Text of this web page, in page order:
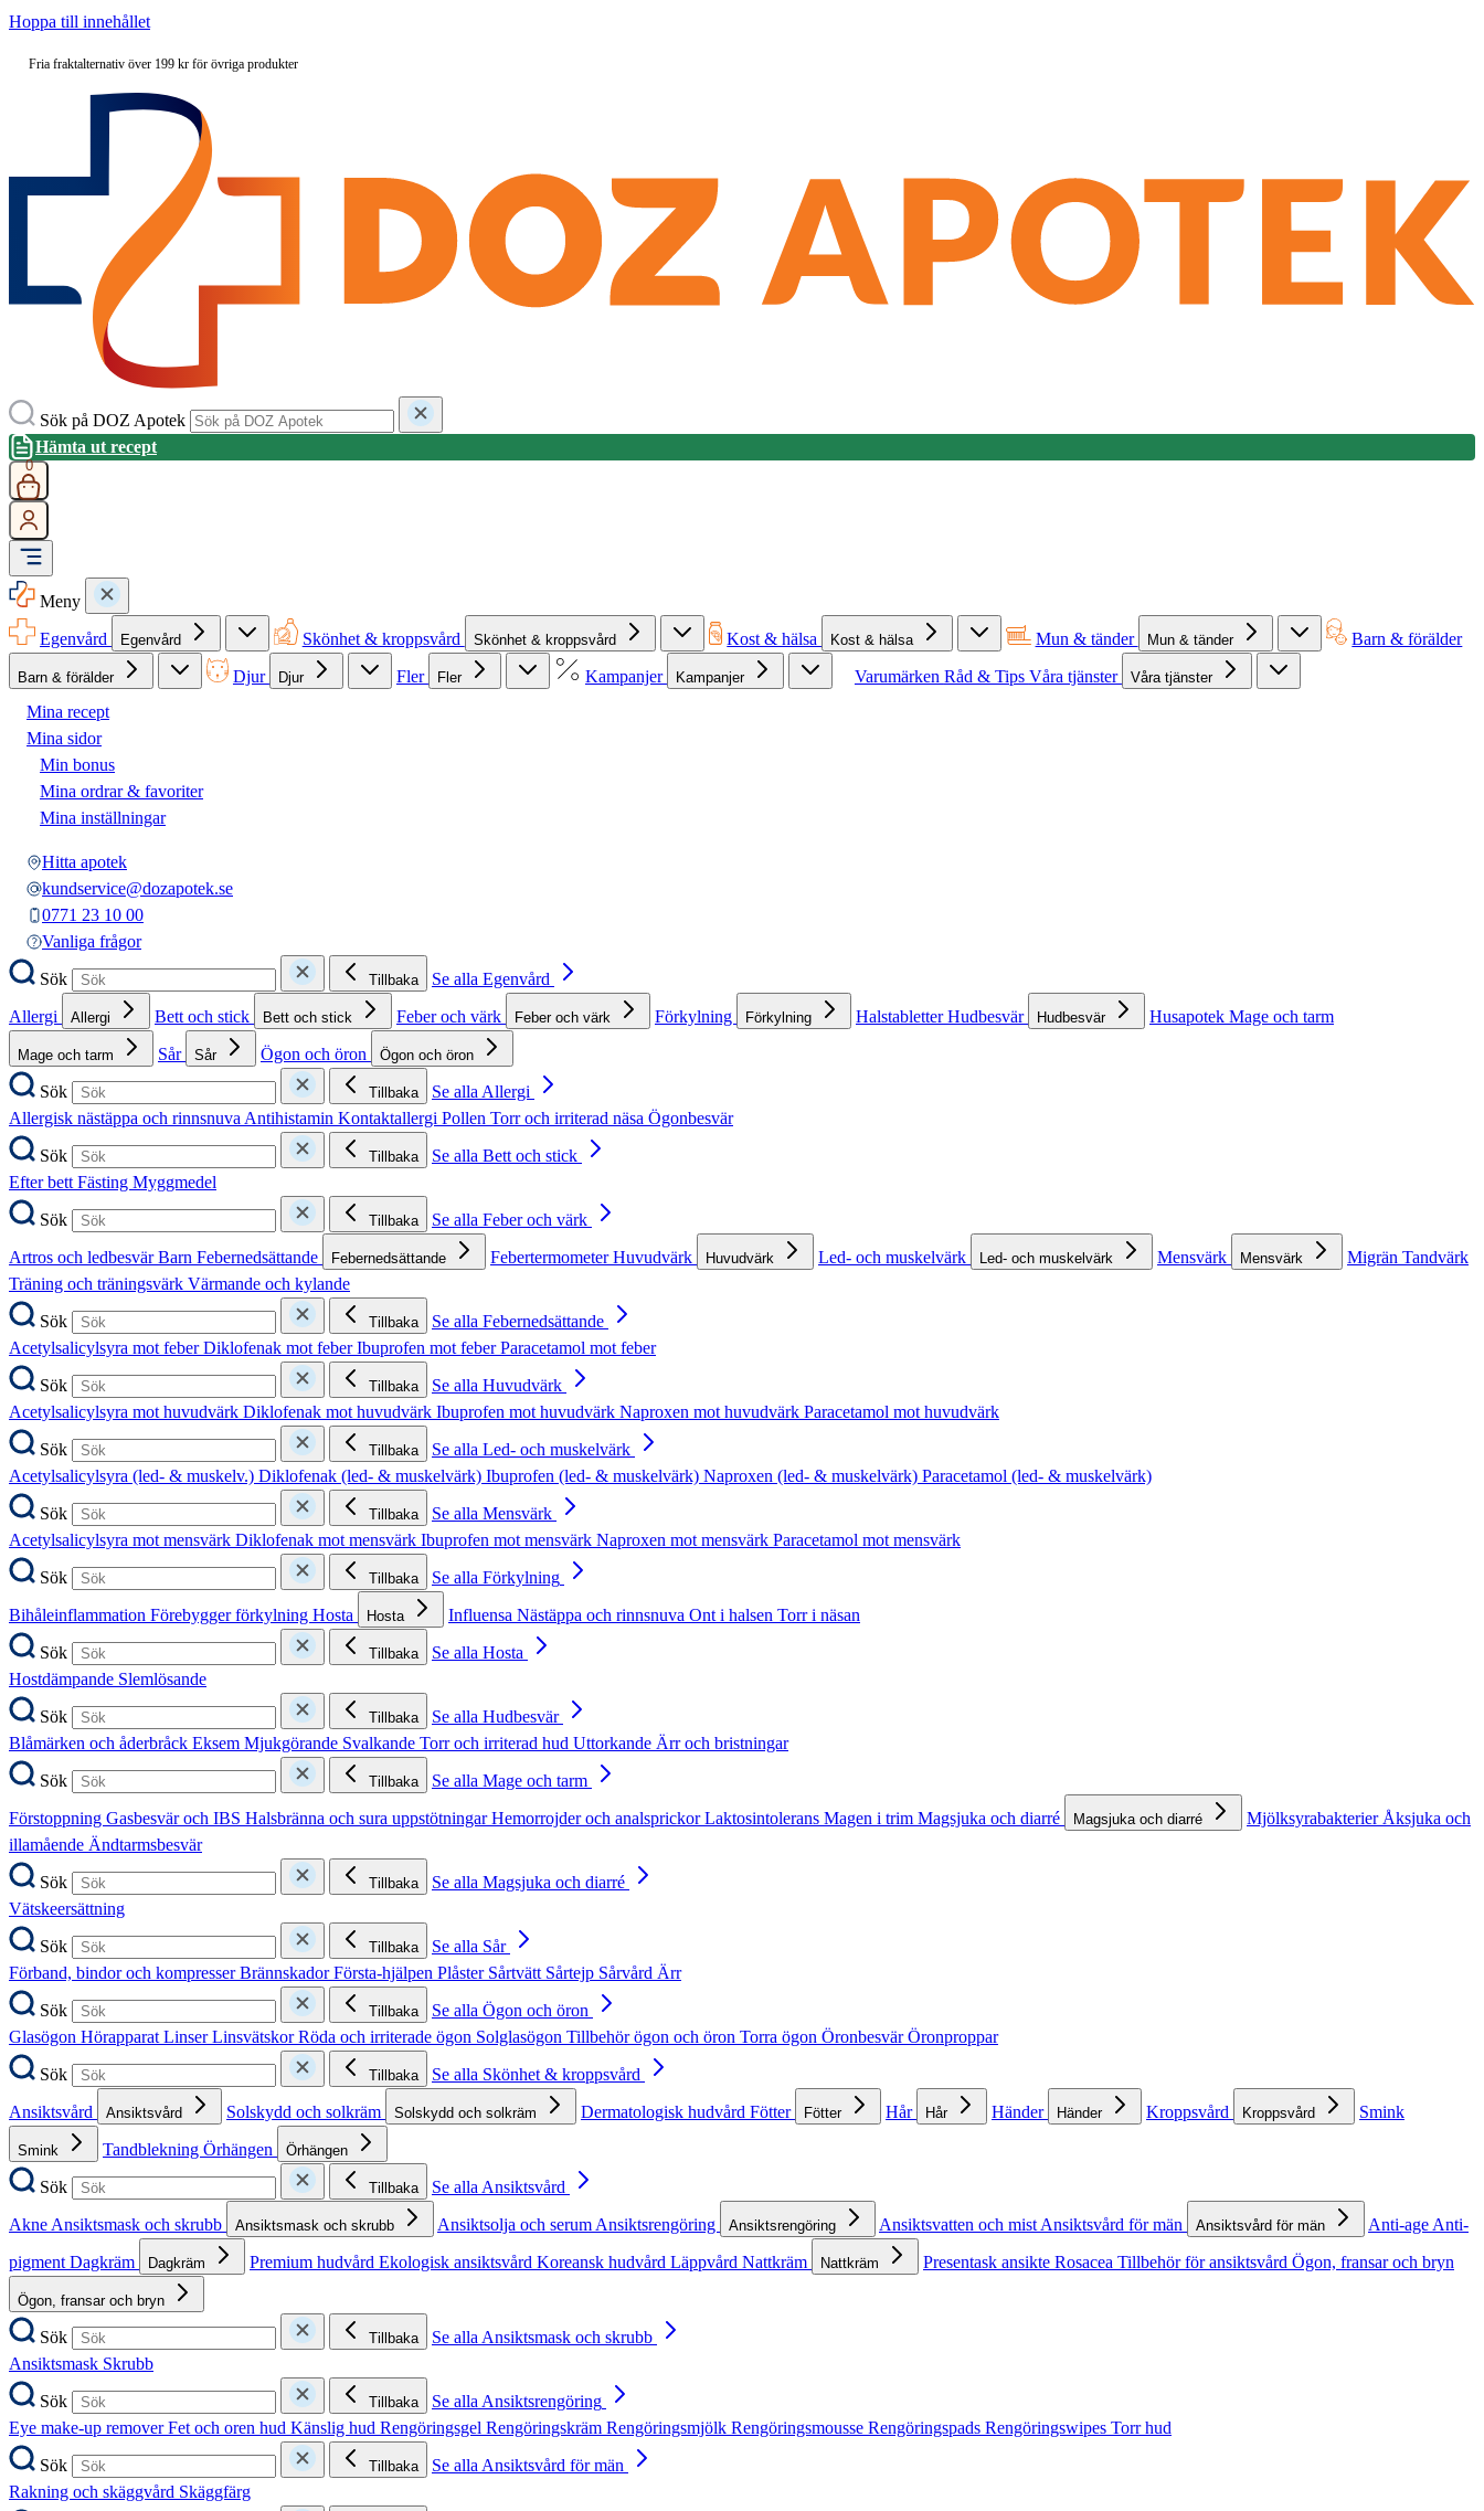
Hoppa till innehållet
Fria fraktalternativ över 199 kr för övriga produkter
Sök på DOZ Apotek
Hämta ut recept
0
Meny
Egenvård
Egenvård Skönhet & kroppsvård Skönhet & kroppsvård Kost & hälsa Kost & hälsa Mun & tänder Mun & tänder Barn & förälder
Barn & förälder Djur Djur Fler Fler Kampanjer Kampanjer Varumärken Råd & Tips Våra tjänster Våra tjänster
Mina recept
Mina sidor
Min bonus
Mina ordrar & favoriter
Mina inställningar
Hitta apotek
kundservice@dozapotek.se
0771 23 10 00
Vanliga frågor
Sök
Tillbaka
Se alla Egenvård
Allergi
Allergi Bett och stick Bett och stick Feber och värk Feber och värk Förkylning Förkylning HalstabletterHudbesvär Hudbesvär Husapotek Mage och tarm
Mage och tarm Sår Sår Ögon och öron Ögon och öron
Sök Tillbaka
Se alla Allergi
Allergisk nästäppa och rinnsnuva Antihistamin Kontaktallergi Pollen Torr och irriterad näsa Ögonbesvär
Sök
Tillbaka
Se alla Bett och stick
Efter bett Fästing Myggmedel
Sök
Tillbaka
Se alla Feber och värk
Artros och ledbesvärBarn Febernedsättande Febernedsättande FebertermometerHuvudvärk Huvudvärk Led- och muskelvärk Led- och muskelvärk Mensvärk Mensvärk Migrän Tandvärk
Träning och träningsvärk Värmande och kylande
Sök
Tillbaka
Se alla Febernedsättande
Acetylsalicylsyra mot feberDiklofenak mot feberIbuprofen mot feberParacetamol mot feber
Sök
Tillbaka
Se alla Huvudvärk
Acetylsalicylsyra mot huvudvärk Diklofenak mot huvudvärk Ibuprofen mot huvudvärk Naproxen mot huvudvärk Paracetamol mot huvudvärk
Sök
Tillbaka
Se alla Led- och muskelvärk
Acetylsalicylsyra (led- & muskelv.) Diklofenak (led- & muskelvärk) Ibuprofen (led- & muskelvärk) Naproxen (led- & muskelvärk) Paracetamol (led- & muskelvärk)
Sök
Tillbaka
Se alla Mensvärk
Acetylsalicylsyra mot mensvärk Diklofenak mot mensvärk Ibuprofen mot mensvärk Naproxen mot mensvärk Paracetamol mot mensvärk
Sök
Tillbaka
Se alla Förkylning
Bihåleinflammation Förebygger förkylning Hosta Hosta Influensa Nästäppa och rinnsnuva Ont i halsen Torr i näsan
Sök
Tillbaka
Se alla Hosta
Hostdämpande Slemlösande
Sök
Tillbaka
Se alla Hudbesvär
Blåmärken och åderbråck Eksem Mjukgörande Svalkande Torr och irriterad hud Uttorkande Ärr och bristningar
Sök
Tillbaka
Se alla Mage och tarm
Förstoppning Gasbesvär och IBS Halsbränna och sura uppstötningarHemorrojder och analsprickorLaktosintolerans Magen i trim Magsjuka och diarré Magsjuka och diarré Mjölksyrabakterier Åksjuka och
illamående Ändtarmsbesvär
Sök
Tillbaka
Se alla Magsjuka och diarré
Vätskeersättning
Sök
Tillbaka
Se alla Sår
Förband, bindor och kompresserBrännskadorFörsta-hjälpen Plåster Sårtvätt Sårtejp Sårvård Ärr
Sök
Tillbaka
Se alla Ögon och öron
Glasögon Hörapparat LinserLinsvätskorRöda och irriterade ögon Solglasögon Tillbehör ögon och öron Torra ögon ÖronbesvärÖronproppar
Sök
Tillbaka
Se alla Skönhet & kroppsvård
Ansiktsvård
Ansiktsvård Solskydd och solkräm Solskydd och solkräm Dermatologisk hudvård Fötter Fötter Hår Hår Händer Händer Kroppsvård Kroppsvård Smink
Smink Tandblekning Örhängen Örhängen
Sök Tillbaka
Se alla Ansiktsvård
Akne Ansiktsmask och skrubb Ansiktsmask och skrubb Ansiktsolja och serum Ansiktsrengöring Ansiktsrengöring Ansiktsvatten och mist Ansiktsvård för män Ansiktsvård för män Anti-age Anti-
pigment Dagkräm Dagkräm Premium hudvård Ekologisk ansiktsvård Koreansk hudvård Läppvård Nattkräm Nattkräm Presentask ansikte Rosacea Tillbehör för ansiktsvård Ögon, fransar och bryn
Ögon, fransar och bryn
Sök Tillbaka
Se alla Ansiktsmask och skrubb
Ansiktsmask Skrubb
Sök
Tillbaka
Se alla Ansiktsrengöring
Eye make-up removerFet och oren hud Känslig hud Rengöringsgel Rengöringskräm Rengöringsmjölk Rengöringsmousse Rengöringspads Rengöringswipes Torr hud
Sök
Tillbaka
Se alla Ansiktsvård för män
Rakning och skäggvård Skäggfärg